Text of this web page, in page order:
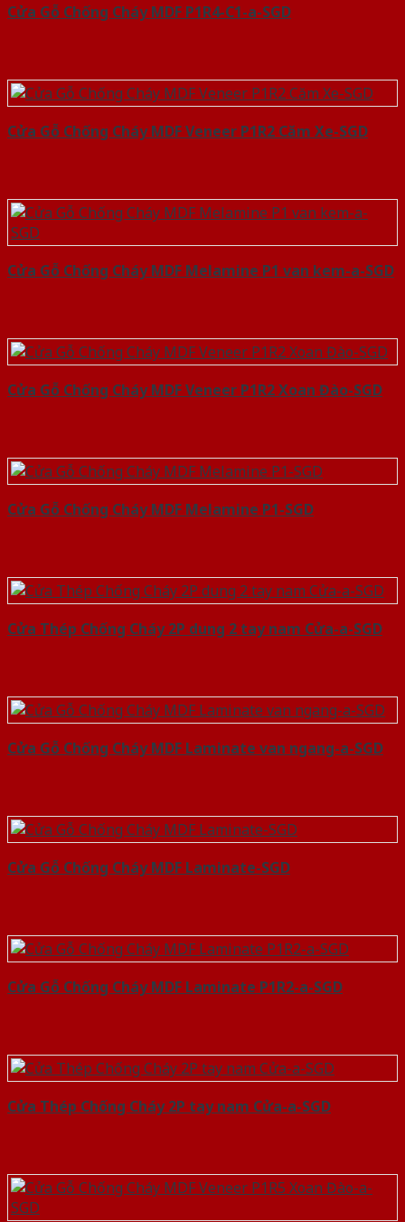
Cửa Gỗ Chống Cháy MDF P1R4-C1-a-SGD
Cửa Gỗ Chống Cháy MDF Veneer P1R2 Căm Xe-SGD
Cửa Gỗ Chống Cháy MDF Melamine P1 van kem-a-SGD
Cửa Gỗ Chống Cháy MDF Veneer P1R2 Xoan Đào-SGD
Cửa Gỗ Chống Cháy MDF Melamine P1-SGD
Cửa Thép Chống Cháy 2P dung 2 tay nam Cửa-a-SGD
Cửa Gỗ Chống Cháy MDF Laminate van ngang-a-SGD
Cửa Gỗ Chống Cháy MDF Laminate-SGD
Cửa Gỗ Chống Cháy MDF Laminate P1R2-a-SGD
Cửa Thép Chống Cháy 2P tay nam Cửa-a-SGD